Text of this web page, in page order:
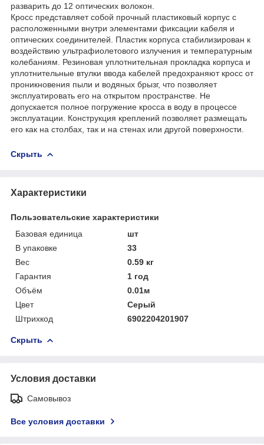
разварить до 12 оптических волокон.
Кросс представляет собой прочный пластиковый корпус с
расположенными внутри элементами фиксации кабеля и
оптических соединителей. Пластик корпуса стабилизирован к
воздействию ультрафиолетового излучения и температурным
колебаниям. Резиновая уплотнительная прокладка корпуса и
уплотнительные втулки ввода кабелей предохраняют кросс от
проникновения пыли и водяных брызг, что позволяет
эксплуатировать его на открытом пространстве. Не
допускается полное погружение кросса в воду в процессе
эксплуатации. Конструкция креплений позволяет размещать
его как на столбах, так и на стенах или другой поверхности.
Скрыть
Характеристики
Пользовательские характеристики
Базовая единица
шт
В упаковке
33
Вес
0.59 кг
Гарантия
1 год
Объём
0.01м
Цвет
Серый
Штрихкод
6902204201907
Скрыть
Условия доставки
Самовывоз
Все условия доставки